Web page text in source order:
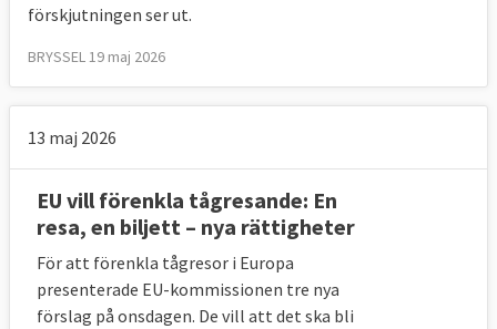
förskjutningen ser ut.
BRYSSEL 19 maj 2026
13 maj 2026
EU vill förenkla tågresande: En
resa, en biljett – nya rättigheter
För att förenkla tågresor i Europa
presenterade EU-kommissionen tre nya
förslag på onsdagen. De vill att det ska bli